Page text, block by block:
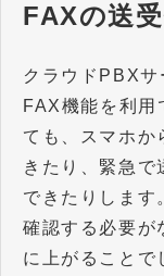
FAXの送
クラウドPBXサ
FAX機能を利用
ても、スマホか
きたり、緊急で
できたりします
確認する必要が
に上がることで